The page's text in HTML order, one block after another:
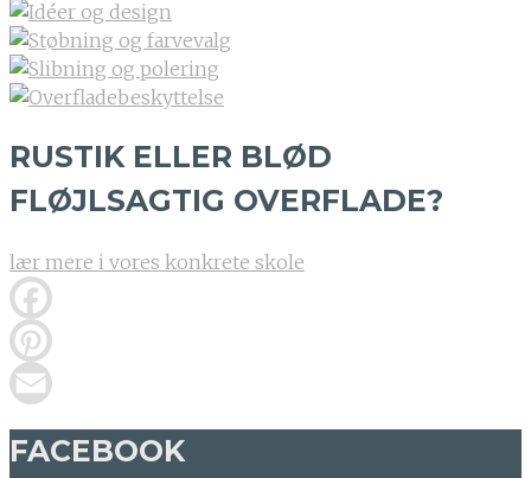
RUSTIK ELLER BLØD
FLØJLSAGTIG OVERFLADE?
lær mere i vores konkrete skole
Email
FACEBOOK